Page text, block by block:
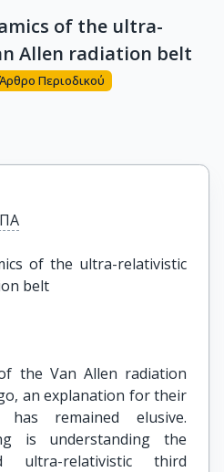
of the ultra-
Allen radiation belt
Περιοδικού
of the ultra-relativistic
belt
the Van Allen radiation
an explanation for their
has remained elusive.
is understanding the
ultra-relativistic third